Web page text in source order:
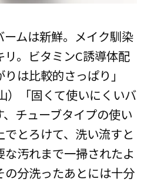
ームは新鮮。メイク馴染
。ビタミンC誘導体配
は比較的さっぱり」
）「固くて使いにくいバ
チューブタイプの使い
とろけて、洗い流すと
汚れまで一掃されたよ
の分洗ったあとには十分